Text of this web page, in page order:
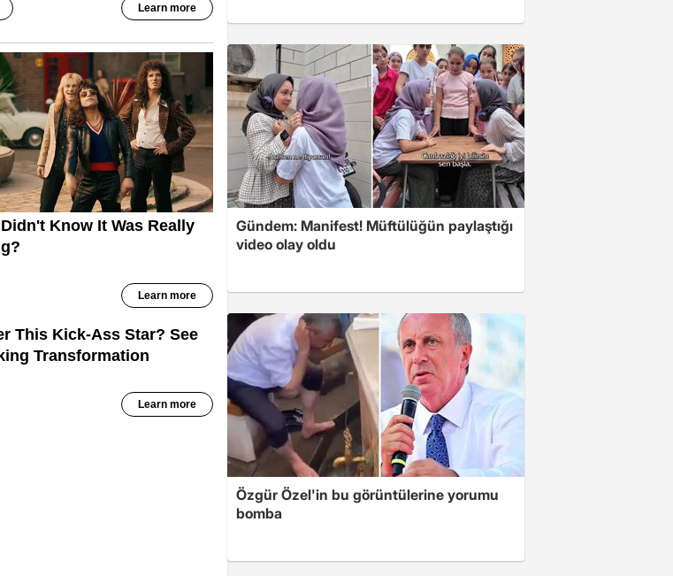
Gündem: Manifest! Müftülüğün paylaştığı
video olay oldu
Özgür Özel'in bu görüntülerine yorumu
bomba